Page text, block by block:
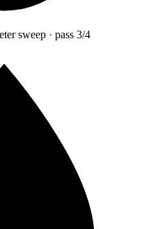
sweep · pass 3/4